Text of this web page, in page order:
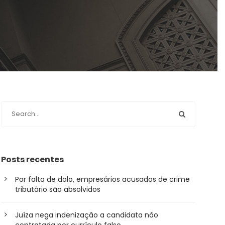
Posts recentes
Por falta de dolo, empresários acusados de crime
tributário são absolvidos
Juíza nega indenização a candidata não